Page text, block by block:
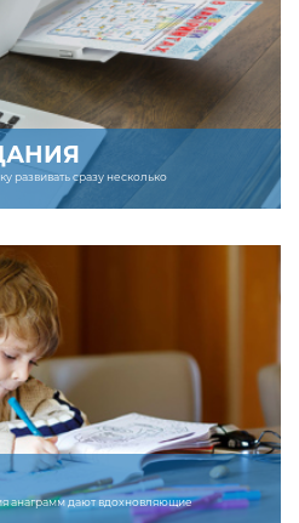
развивать сразу несколько
анаграмм дают вдохновляющие